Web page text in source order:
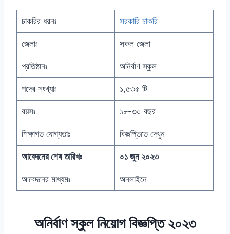
চাকরির ধরনঃ সরকারি চাকরি
জেলাঃ সকল জেলা
প্রতিষ্ঠানঃ অনির্বাণ স্কুল
পদের সংখ্যাঃ ১,৫৩৫ টি
বয়সঃ ১৮-৩০ বছর
শিক্ষাগত যোগ্যতাঃ বিজ্ঞপ্তিতে দেখুন
আবেদনের শেষ তারিখঃ ০১ জুন ২০২৩
আবেদনের মাধ্যমঃ অনলাইনে
অনির্বাণ স্কুল নিয়োগ বিজ্ঞপ্তি ২০২৩